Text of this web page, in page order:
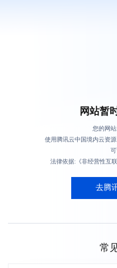
网站暂
您的网
使用腾讯云中国境内云资
法律依据:《非经营性互
去腾
常